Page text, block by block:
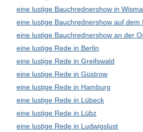
eine lustige Bauchrednershow in
eine lustige Bauchrednershow auf dem
eine lustige Bauchrednershow an der
eine lustige Rede in Berlin
eine lustige Rede in Greifswald
eine lustige Rede in Güstrow
eine lustige Rede in Hamburg
eine lustige Rede in Lübeck
eine lustige Rede in Lübz
eine lustige Rede in Ludwigslust